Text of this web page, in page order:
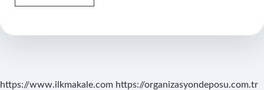
En
Nedir
https://www.ilkmakale.com https://organizasyondeposu.com.tr